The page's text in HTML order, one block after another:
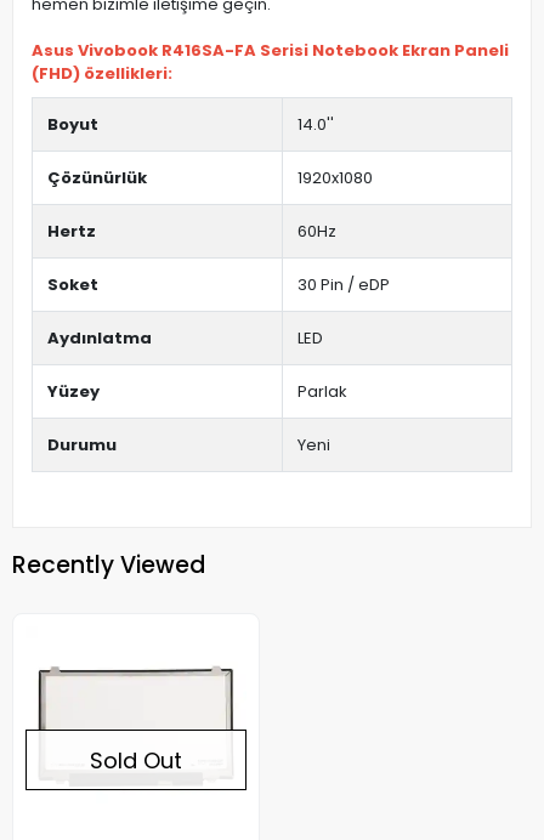
Asus Vivobook R416SA-FA Serisi Notebook Ekran Paneli
(FHD) özellikleri:
Boyut 14.0''
Çözünürlük 1920x1080
Hertz 60Hz
Soket 30 Pin / eDP
Aydınlatma LED
Yüzey Parlak
Durumu Yeni
Recently Viewed
Sold Out